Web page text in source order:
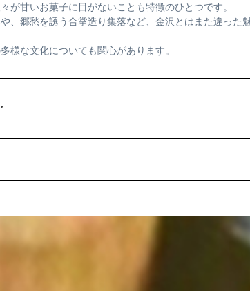
が甘いお菓子に目がないことも特徴のひとつです。
、郷愁を誘う合掌造り集落など、金沢とはまた違った
様な文化についても関心があります。